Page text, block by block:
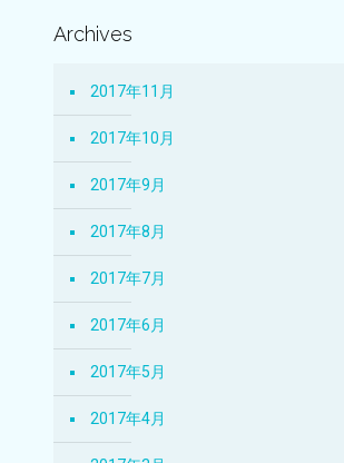
Archives
2017年11月
2017年10月
2017年9月
2017年8月
2017年7月
2017年6月
2017年5月
2017年4月